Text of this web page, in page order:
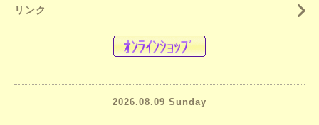
リンク
2026.08.09 Sunday